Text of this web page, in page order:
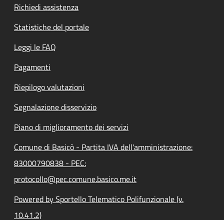
Richiedi assistenza
Statistiche del portale
Leggi le FAQ
Pagamenti
Riepilogo valutazioni
Segnalazione disservizio
Piano di miglioramento dei servizi
Comune di Basicò - Partita IVA dell'amministrazione:
83000790838 - PEC:
protocollo@pec.comune.basico.me.it
Powered by Sportello Telematico Polifunzionale (v.
10.41.2)